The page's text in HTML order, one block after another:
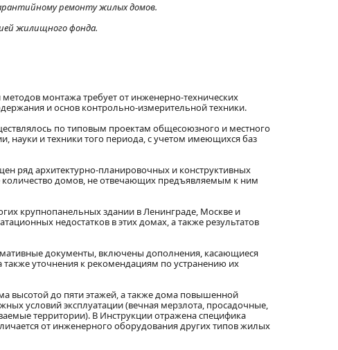
ремонту жилых домов.
жилищного фонда.
монтажа требует от инженерно-технических
и основ контрольно-измерительной техники.
по типовым проектам общесоюзного и местного
науки и техники того периода, с учетом имеющихся баз
ряд архитектурно-планировочных и конструктивных
количество домов, не отвечающих предъявляемым к ним
крупнопанельных здании в Ленинграде, Москве и
недостатков в этих домах, а также результатов
документы, включены дополнения, касающиеся
уточнения к рекомендациям по устранению их
высотой до пяти этажей, а также дома повышенной
условий эксплуатации (вечная мерзлота, просадочные,
территории). В Инструкции отражена специфика
от инженерного оборудования других типов жилых